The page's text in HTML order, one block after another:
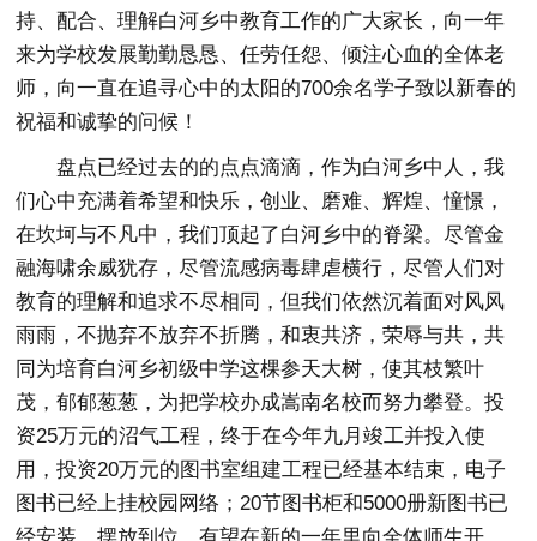
持、配合、理解白河乡中教育工作的广大家长，向一年
来为学校发展勤勤恳恳、任劳任怨、倾注心血的全体老
师，向一直在追寻心中的太阳的700余名学子致以新春的
祝福和诚挚的问候！
盘点已经过去的的点点滴滴，作为白河乡中人，我
们心中充满着希望和快乐，创业、磨难、辉煌、憧憬，
在坎坷与不凡中，我们顶起了白河乡中的脊梁。尽管金
融海啸余威犹存，尽管流感病毒肆虐横行，尽管人们对
教育的理解和追求不尽相同，但我们依然沉着面对风风
雨雨，不抛弃不放弃不折腾，和衷共济，荣辱与共，共
同为培育白河乡初级中学这棵参天大树，使其枝繁叶
茂，郁郁葱葱，为把学校办成嵩南名校而努力攀登。投
资25万元的沼气工程，终于在今年九月竣工并投入使
用，投资20万元的图书室组建工程已经基本结束，电子
图书已经上挂校园网络；20节图书柜和5000册新图书已